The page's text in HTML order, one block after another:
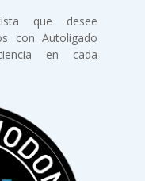
que desee
con Autoligado
en cada